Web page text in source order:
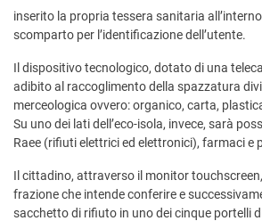
inserito la propria tessera sanitaria
scomparto per l’identificazione dell’utente.
Il dispositivo tecnologico, dotato di una
adibito al raccoglimento della spazzatura
merceologica ovvero: organico, carta,
Su uno dei lati dell’eco-isola, invece, sarà
Raee (rifiuti elettrici ed elettronici), farmaci e
Il cittadino, attraverso il monitor
frazione che intende conferire e
sacchetto di rifiuto in uno dei cinque portelli